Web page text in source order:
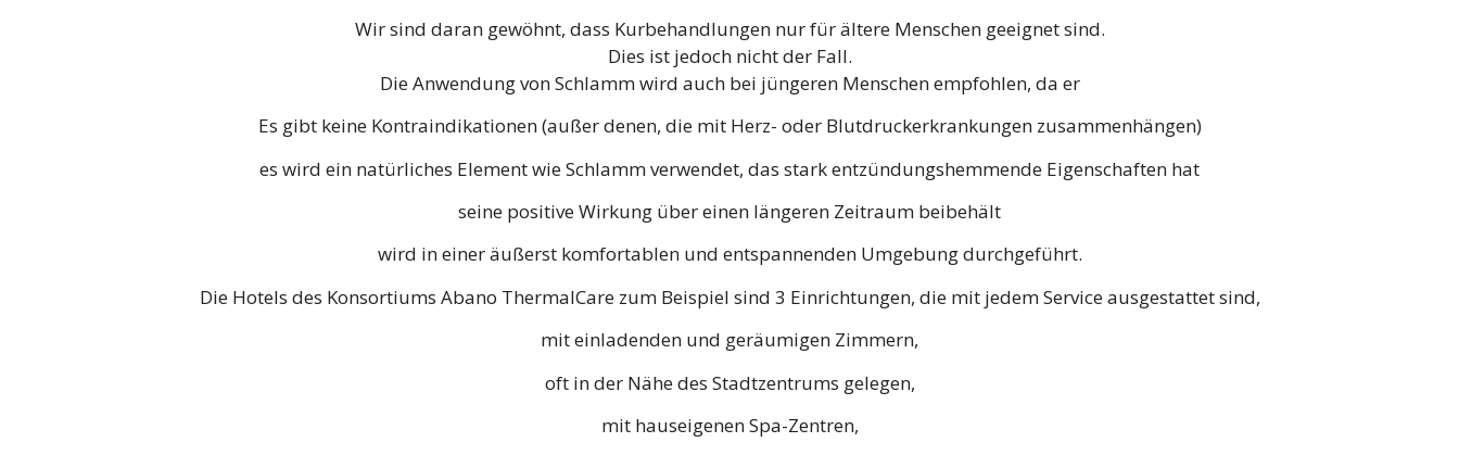
Wir sind daran gewöhnt, dass Kurbehandlungen nur für ältere Menschen geeignet sind.
Dies ist jedoch nicht der Fall.
Die Anwendung von Schlamm wird auch bei jüngeren Menschen empfohlen, da er
Es gibt keine Kontraindikationen (außer denen, die mit Herz- oder Blutdruckerkrankungen zusammenhängen)
es wird ein natürliches Element wie Schlamm verwendet, das stark entzündungshemmende Eigenschaften hat
seine positive Wirkung über einen längeren Zeitraum beibehält
wird in einer äußerst komfortablen und entspannenden Umgebung durchgeführt.
Die Hotels des Konsortiums Abano ThermalCare zum Beispiel sind 3 Einrichtungen, die mit jedem Service ausgestattet sind,
mit einladenden und geräumigen Zimmern,
oft in der Nähe des Stadtzentrums gelegen,
mit hauseigenen Spa-Zentren,